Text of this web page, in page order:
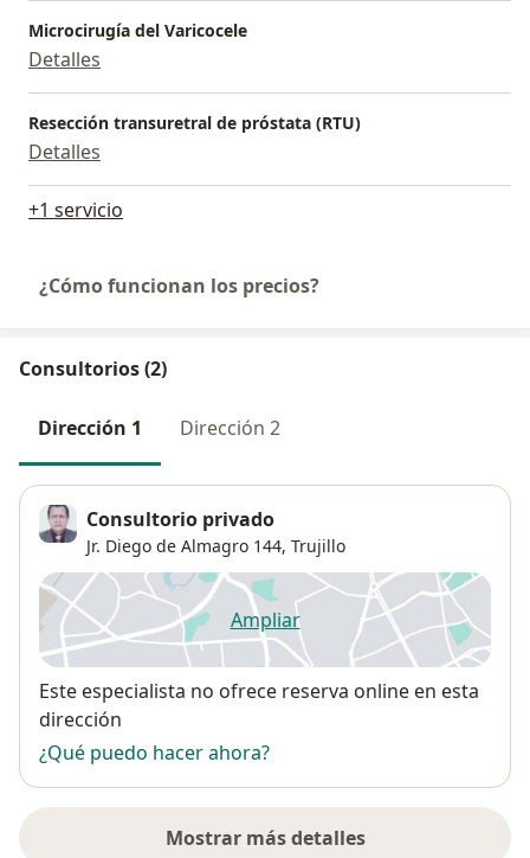
Microcirugía del Varicocele
Detalles
Resección transuretral de próstata (RTU)
Detalles
+1 servicio
¿Cómo funcionan los precios?
Consultorios (2)
Dirección 1 Dirección 2
Consultorio privado
Jr. Diego de Almagro 144, Trujillo
Ampliarse abre en una nueva
Disponibilidad
Este especialista no ofrece reserva online en esta
dirección
¿Qué puedo hacer ahora?
Mostrar más detalles
sobre la dirección